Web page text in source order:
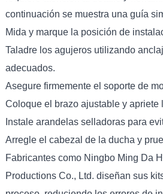
continuación se muestra una guía
Mida y marque la posición de
Taladre los agujeros utilizando
adecuados.
Asegure firmemente el soporte de
Coloque el brazo ajustable y apriete
Instale arandelas selladoras para
Arregle el cabezal de la ducha y
Fabricantes como Ningbo Ming Da
Productions Co., Ltd. diseñan sus